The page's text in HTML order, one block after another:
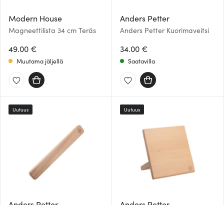
Modern House
Magneettilista 34 cm Teräs
49.00 €
Muutama jäljellä
Anders Petter
Anders Petter Kuorimaveitsi
34.00 €
Saatavilla
Uutuus Uutuus